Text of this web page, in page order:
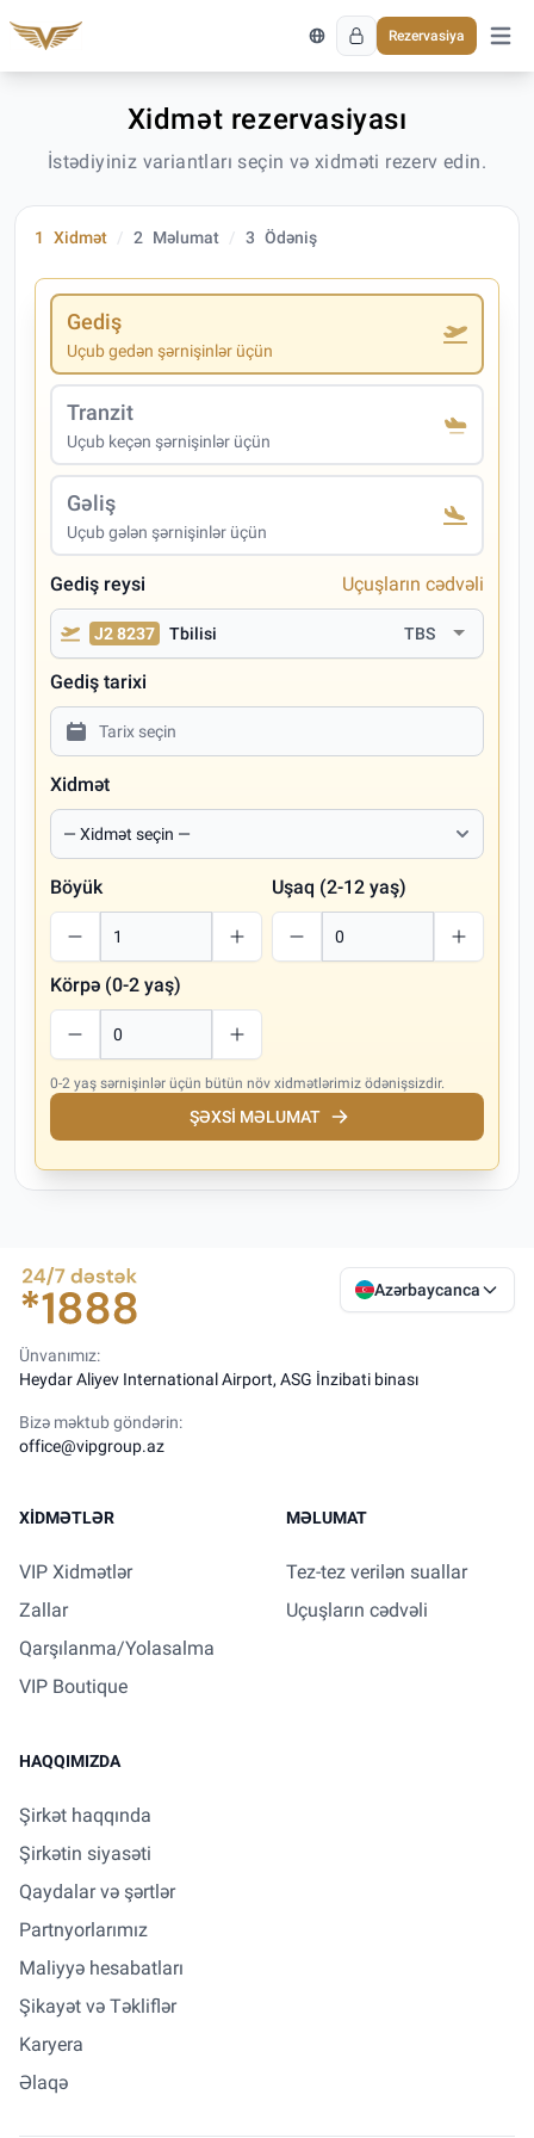
Rezervasiya
Əsas
Xidmət rezervasiyası
İstədiyiniz variantları seçin və xidməti rezerv edin.
1 Xidmət 2 Məlumat 3 Ödəniş
Gediş
Uçub gedən şərnişinlər üçün
Tranzit
Uçub keçən şərnişinlər üçün
Gəliş
Uçub gələn şərnişinlər üçün
Gediş reysi Uçuşların cədvəli
J2 8237 Tbilisi TBS
Gediş tarixi
Xidmət
Böyük Uşaq (2-12 yaş)
Körpə (0-2 yaş)
0-2 yaş sərnişinlər üçün bütün növ xidmətlərimiz ödənişsizdir.
ŞƏXSI MƏLUMAT
Azərbaycanca
Ünvanımız:
Heydar Aliyev International Airport, ASG İnzibati binası
Bizə məktub göndərin:
office@vipgroup.az
XIDMƏTLƏR
VIP Xidmətlər
Zallar
Qarşılanma/Yolasalma
VIP Boutique
MƏLUMAT
Tez-tez verilən suallar
Uçuşların cədvəli
HAQQIMIZDA
Şirkət haqqında
Şirkətin siyasəti
Qaydalar və şərtlər
Partnyorlarımız
Maliyyə hesabatları
Şikayət və Təkliflər
Karyera
Əlaqə